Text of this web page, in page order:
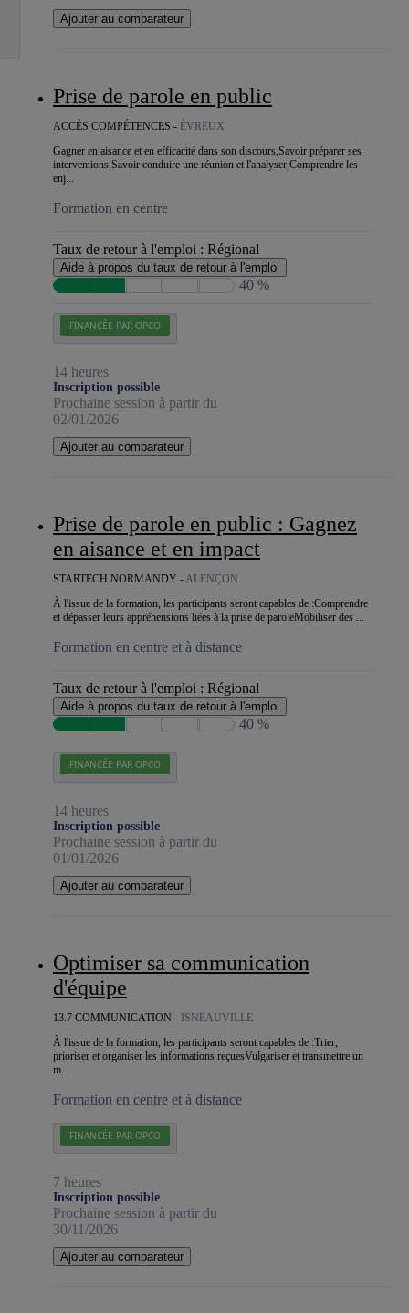
Ajouter au comparateur
Prise de parole en public
ACCÈS COMPÉTENCES - ÉVREUX
Gagner en aisance et en efficacité dans son discours,Savoir préparer ses
interventions,Savoir conduire une réunion et l'analyser,Comprendre les
enj...
Formation en centre
Taux de retour à l'emploi : Régional
Aide à propos du taux de retour à l'emploi
40 %
FINANCÉE PAR OPCO
14 heures
Inscription possible
Prochaine session à partir du
02/01/2026
Ajouter au comparateur
Prise de parole en public : Gagnez
en aisance et en impact
STARTECH NORMANDY - ALENÇON
À l'issue de la formation, les participants seront capables de :Comprendre
et dépasser leurs appréhensions liées à la prise de paroleMobiliser des ...
Formation en centre et à distance
Taux de retour à l'emploi : Régional
Aide à propos du taux de retour à l'emploi
40 %
FINANCÉE PAR OPCO
14 heures
Inscription possible
Prochaine session à partir du
01/01/2026
Ajouter au comparateur
Optimiser sa communication
d'équipe
13.7 COMMUNICATION - ISNEAUVILLE
À l'issue de la formation, les participants seront capables de :Trier,
prioriser et organiser les informations reçuesVulgariser et transmettre un
m...
Formation en centre et à distance
FINANCÉE PAR OPCO
7 heures
Inscription possible
Prochaine session à partir du
30/11/2026
Ajouter au comparateur